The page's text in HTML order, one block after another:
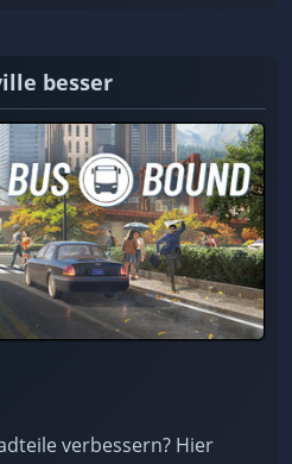
besser
verbessern? Hier